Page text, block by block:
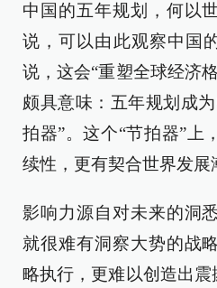
中国的五年规划，何以
说，可以由此观察中国
说，这会“重塑全球经济
颇具意味：五年规划成
拍器”。这个“节拍器”上
续性，更有契合世界发展
影响力源自对未来的洞
就很难有洞察大势的战
略执行，更难以创造出震